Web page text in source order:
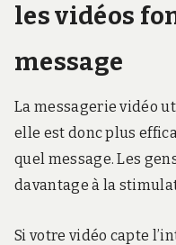
les vidéos
message
La messagerie vidéo
elle est donc plus
quel message. Les
davantage à la
Si votre vidéo capte